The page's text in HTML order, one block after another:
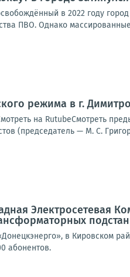
в 2022 году
ПВО. Однако массированные
режима в г.
на RutubeСмотреть
(председатель — М. С.
Электросетевая
в Кировском
абонентов.